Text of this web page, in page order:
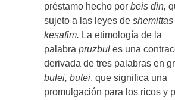
préstamo hecho por beis din,
sujeto a las leyes de shemittas
kesafim. La etimología de la
palabra pruzbul es una
derivada de tres palabras en
bulei, butei, que significa una
promulgación para los ricos y